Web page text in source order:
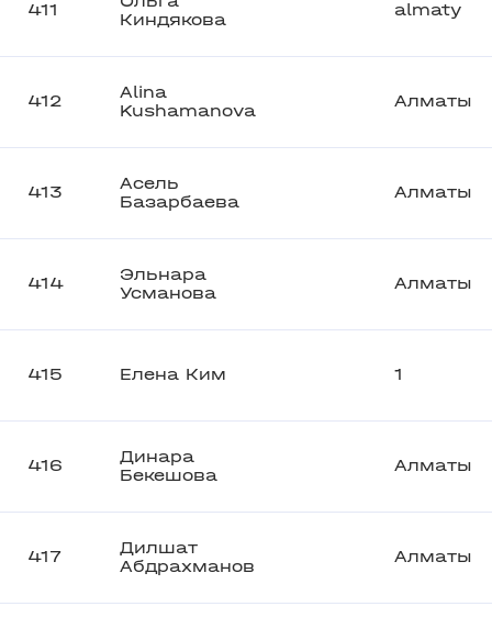
411
Киндякова
almaty
412
Alina
Kushamanova
Алматы
413
Асель
Базарбаева
Алматы
414
Эльнара
Усманова
Алматы
415 Елена Ким 1
416
Динара
Бекешова
Алматы
417
Дилшат
Абдрахманов
Алматы